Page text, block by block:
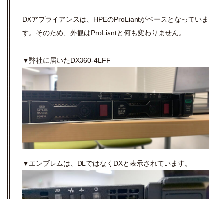
DXアプライアンスは、HPEのProLiantがベースとなっていま
す。そのため、外観はProLiantと何も変わりません。
▼弊社に届いたDX360-4LFF
▼エンブレムは、DLではなくDXと表示されています。